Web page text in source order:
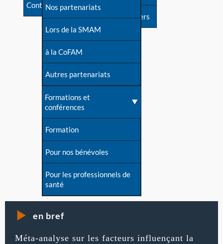
Contact
S'inscrire à nos newsletters
Nos partenariats
Lors de la SMAM
à la CoFAM
Autres partenariats
Formations et
conférences
Formation
Pour nos bénévoles
Pour les professionnels de
santé
en bref
Méta-analyse sur les facteurs influençant la